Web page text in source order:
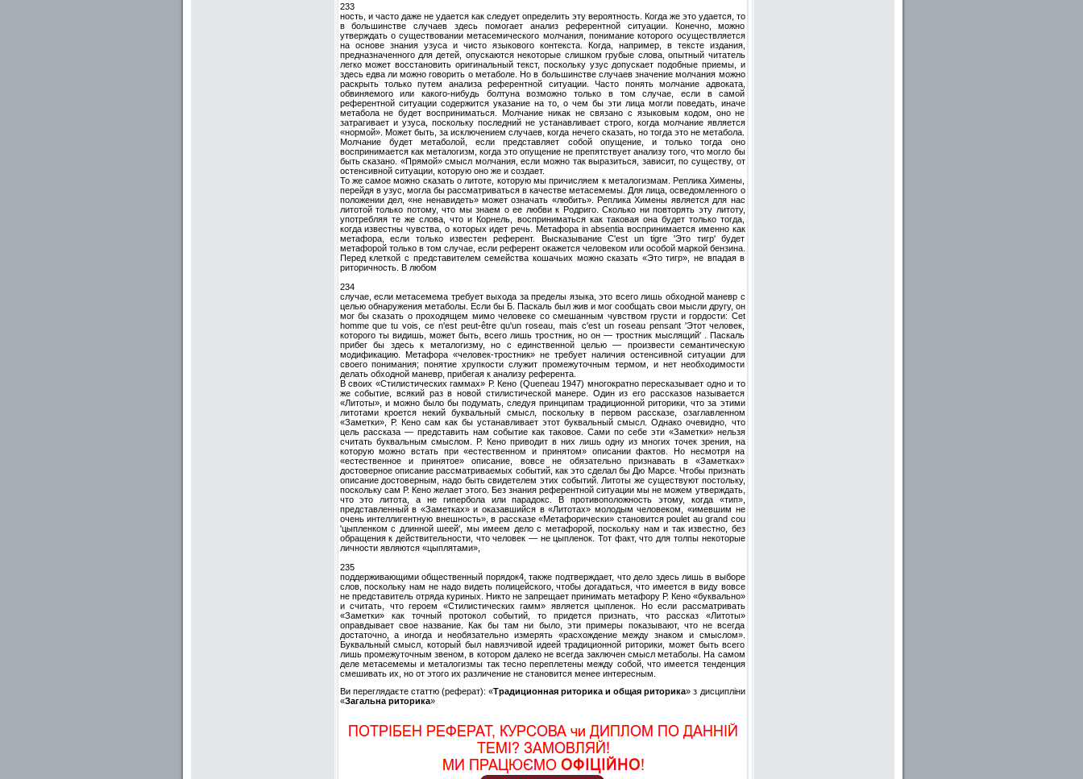
233
ность, и часто даже не удается как следует определить эту вероятность. Когда же это удается, то
в большинстве случаев здесь помогает анализ референтной ситуации. Конечно, можно
утверждать о существовании метасемического молчания, понимание которого осуществляется
на основе знания узуса и чисто языкового контекста. Когда, например, в тексте издания,
предназначенного для детей, опускаются некоторые слишком грубые слова, опытный читатель
легко может восстановить оригинальный текст, поскольку узус допускает подобные приемы, и
здесь едва ли можно говорить о метаболе. Но в большинстве случаев значение молчания можно
раскрыть только путем анализа референтной ситуации. Часто понять молчание адвоката,
обвиняемого или какого-нибудь болтуна возможно только в том случае, если в самой
референтной ситуации содержится указание на то, о чем бы эти лица могли поведать, иначе
метабола не будет восприниматься. Молчание никак не связано с языковым кодом, оно не
затрагивает и узуса, поскольку последний не устанавливает строго, когда молчание является
«нормой». Может быть, за исключением случаев, когда нечего сказать, но тогда это не метабола.
Молчание будет метаболой, если представляет собой опущение, и только тогда оно
воспринимается как металогизм, когда это опущение не препятствует анализу того, что могло бы
быть сказано. «Прямой» смысл молчания, если можно так выразиться, зависит, по существу, от
остенсивной ситуации, которую оно же и создает.
То же самое можно сказать о литоте, которую мы причисляем к металогизмам. Реплика Химены,
перейдя в узус, могла бы рассматриваться в качестве метасемемы. Для лица, осведомленного о
положении дел, «не ненавидеть» может означать «любить». Реплика Химены является для нас
литотой только потому, что мы знаем о ее любви к Родриго. Сколько ни повторять эту литоту,
употребляя те же слова, что и Корнель, восприниматься как таковая она будет только тогда,
когда известны чувства, о которых идет речь. Метафора in absentia воспринимается именно как
метафора, если только известен референт. Высказывание C'est un tigre 'Это тигр' будет
метафорой только в том случае, если референт окажется человеком или особой маркой бензина.
Перед клеткой с представителем семейства кошачьих можно сказать «Это тигр», не впадая в
риторичность. В любом
234
случае, если метасемема требует выхода за пределы языка, это всего лишь обходной маневр с
целью обнаружения метаболы. Если бы Б. Паскаль был жив и мог сообщать свои мысли другу, он
мог бы сказать о проходящем мимо человеке со смешанным чувством грусти и гордости: Cet
homme que tu vois, ce n'est peut-être qu'un roseau, mais c'est un roseau pensant 'Этот человек,
которого ты видишь, может быть, всего лишь тростник, но он — тростник мыслящий' . Паскаль
прибег бы здесь к металогизму, но с единственной целью — произвести семантическую
модификацию. Метафора «человек-тростник» не требует наличия остенсивной ситуации для
своего понимания; понятие хрупкости служит промежуточным термом, и нет необходимости
делать обходной маневр, прибегая к анализу референта.
В своих «Стилистических гаммах» Р. Кено (Quеneau 1947) многократно пересказывает одно и то
же событие, всякий раз в новой стилистической манере. Один из его рассказов называется
«Литоты», и можно было бы подумать, следуя принципам традиционной риторики, что за этими
литотами кроется некий буквальный смысл, поскольку в первом рассказе, озаглавленном
«Заметки», Р. Кено сам как бы устанавливает этот буквальный смысл. Однако очевидно, что
цель рассказа — представить нам событие как таковое. Сами по себе эти «Заметки» нельзя
считать буквальным смыслом. Р. Кено приводит в них лишь одну из многих точек зрения, на
которую можно встать при «естественном и принятом» описании фактов. Но несмотря на
«естественное и принятое» описание, вовсе не обязательно признавать в «Заметках»
достоверное описание рассматриваемых событий, как это сделал бы Дю Марсе. Чтобы признать
описание достоверным, надо быть свидетелем этих событий. Литоты же существуют постольку,
поскольку сам Р. Кено желает этого. Без знания референтной ситуации мы не можем утверждать,
что это литота, а не гипербола или парадокс. В противоположность этому, когда «тип»,
представленный в «Заметках» и оказавшийся в «Литотах» молодым человеком, «имевшим не
очень интеллигентную внешность», в рассказе «Метафорически» становится poulet au grand cou
'цыпленком с длинной шеей', мы имеем дело с метафорой, поскольку нам и так известно, без
обращения к действительности, что человек — не цыпленок. Тот факт, что для толпы некоторые
личности являются «цыплятами»,
235
поддерживающими общественный порядок4, также подтверждает, что дело здесь лишь в выборе
слов, поскольку нам не надо видеть полицейского, чтобы догадаться, что имеется в виду вовсе
не представитель отряда куриных. Никто не запрещает принимать метафору Р. Кено «буквально»
и считать, что героем «Стилистических гамм» является цыпленок. Но если рассматривать
«Заметки» как точный протокол событий, то придется признать, что рассказ «Литоты»
оправдывает свое название. Как бы там ни было, эти примеры показывают, что не всегда
достаточно, а иногда и необязательно измерять «расхождение между знаком и смыслом».
Буквальный смысл, который был навязчивой идеей традиционной риторики, может быть всего
лишь промежуточным звеном, в котором далеко не всегда заключен смысл метаболы. На самом
деле метасемемы и металогизмы так тесно переплетены между собой, что имеется тенденция
смешивать их, но от этого их различение не становится менее интересным.
Ви переглядаєте статтю (реферат): «Традиционная риторика и общая риторика» з дисципліни
«Загальна риторика»